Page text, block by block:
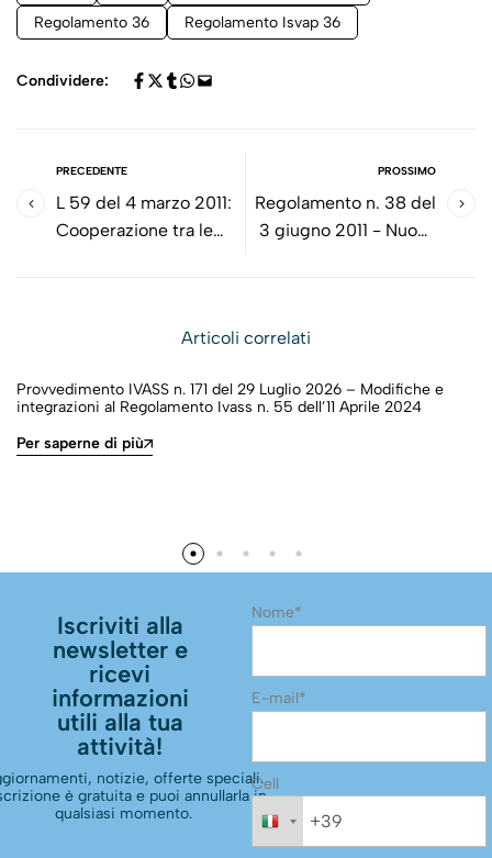
Regolamento 36
Regolamento Isvap 36
Condividere:
PRECEDENTE
L 59 del 4 marzo 2011:
Cooperazione tra le
PROSSIMO
Regolamento n. 38 del
3 giugno 2011 - Nuove
Articoli correlati
Provvedimento IVASS n. 171 del 29 Luglio 2026 – Modifiche e
integrazioni al Regolamento Ivass n. 55 dell’11 Aprile 2024
Per saperne di più
Iscriviti alla
newsletter e
ricevi
informazioni
utili alla tua
attività!
notizie, offerte speciali.
è gratuita e puoi annullarla in
qualsiasi momento.
Nome*
E-mail*
Cell